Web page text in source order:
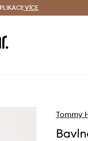
24 h VÍCE
Tommy